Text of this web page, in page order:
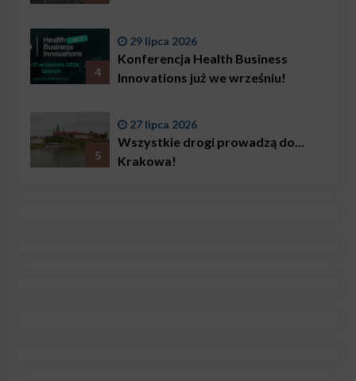
4
29 lipca 2026
Konferencja Health Business
Innovations już we wrześniu!
5
27 lipca 2026
Wszystkie drogi prowadzą do…
Krakowa!